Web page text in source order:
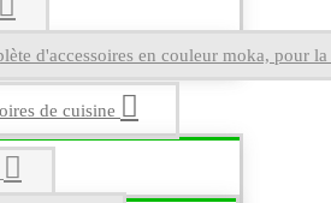
d'accessoires en couleur moka, pour
de cuisine